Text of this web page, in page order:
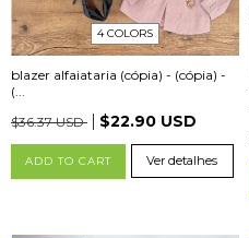
4 COLORS
blazer alfaiataria (cópia) - (cópia) -
(...
$36.37 USD
$22.90 USD
ADD TO CART Ver detalhes